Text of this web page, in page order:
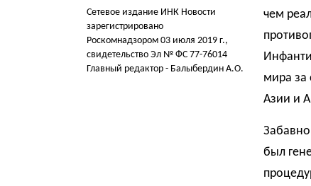
Сетевое издание ИНК Новости
зарегистрировано
Роскомнадзором 03 июля 2019 г.,
свидетельство Эл № ФС 77-76014
Главный редактор - Балыбердин А.О.
чем
мира за
Азии и
был